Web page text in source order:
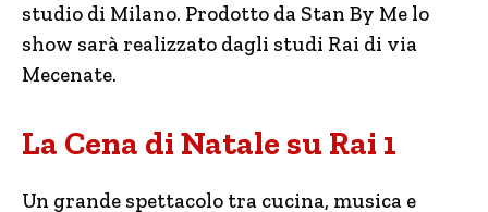
studio di Milano. Prodotto da Stan By Me lo
show sarà realizzato dagli studi Rai di via
Mecenate.
La Cena di Natale su Rai 1
Un grande spettacolo tra cucina, musica e